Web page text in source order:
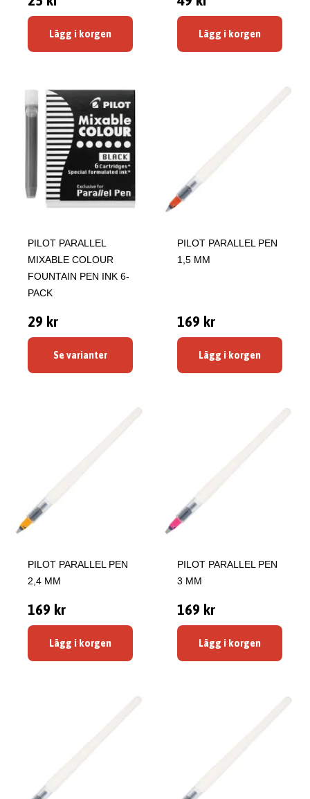
Lägg i korgen Lägg i korgen
PILOT PARALLEL
MIXABLE COLOUR
FOUNTAIN PEN INK 6-
PACK
29 kr
Se varianter
PILOT PARALLEL PEN
1,5 MM
169 kr
Lägg i korgen
PILOT PARALLEL PEN
2,4 MM
169 kr
Lägg i korgen
PILOT PARALLEL PEN
3 MM
169 kr
Lägg i korgen